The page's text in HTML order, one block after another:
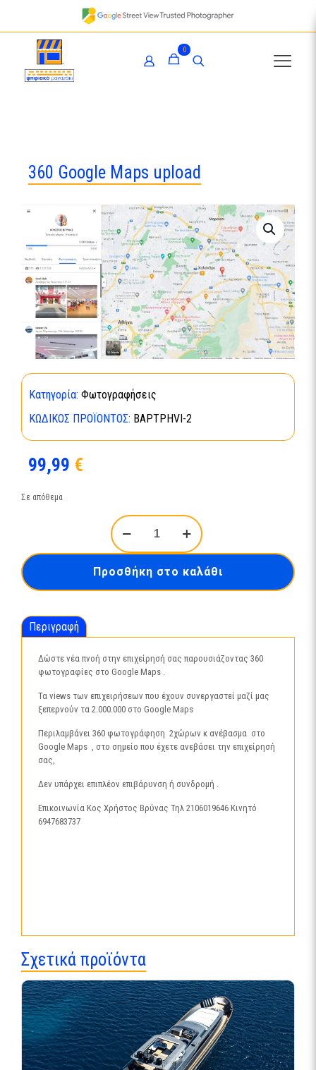
0
360 Google Maps upload
Κατηγορία: Φωτογραφήσεις
ΚΩΔΙΚΌΣ ΠΡΟΪΌΝΤΟΣ: BAPTPHVI-2
99,99 €
Σε απόθεμα
360
Google
Maps
ποσότητα
Προσθήκη στο καλάθι
Περιγραφή
Δώστε νέα πνοή στην επιχείρησή σας παρουσιάζοντας 360
φωτογραφίες στο Google Maps .
Τα views των επιχειρήσεων που έχουν συνεργαστεί μαζί μας
ξεπερνούν τα 2.000.000 στο Google Maps
Περιλαμβάνει 360 φωτογράφηση 2χώρων κ ανέβασμα στο
Google Maps , στο σημείο που έχετε ανεβάσει την επιχείρησή
σας,
Δεν υπάρχει επιπλέον επιβάρυνση ή συνδρομή .
Επικοινωνία Κος Χρήστος Βρύνας Τηλ 2106019646 Κινητό
6947683737
Σχετικά προϊόντα